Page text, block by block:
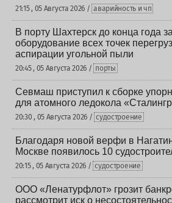
21:15 , 05 Августа 2026 / аварийность и чп
В порту Шахтерск до конца года
оборудование всех точек
аспирации угольной пыли
20:45 , 05 Августа 2026 / порты
Севмаш приступил к сборке
для атомного ледокола
20:30 , 05 Августа 2026 / судостроение
Благодаря новой верфи в
Москве появилось 10
20:15 , 05 Августа 2026 / судостроение
ООО «Ленатурфлот» грозит
рассмотрит иск о